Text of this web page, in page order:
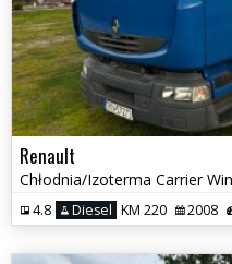
Renault
4.8 Diesel KM 220 2008